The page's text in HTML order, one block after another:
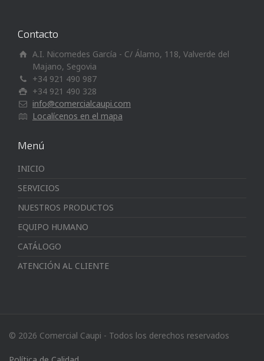
Contacto
A.I. Nicomedes García - C/ Álamo, 118, Valverde del
Majano, Segovia
+34 921 490 987
+34 921 490 328
info@comercialcaupi.com
Localícenos en el mapa
Menú
INICIO
SERVICIOS
NUESTROS PRODUCTOS
EQUIPO HUMANO
CATÁLOGO
ATENCIÓN AL CLIENTE
© 2026 Comercial Caupi - Todos los derechos reservados